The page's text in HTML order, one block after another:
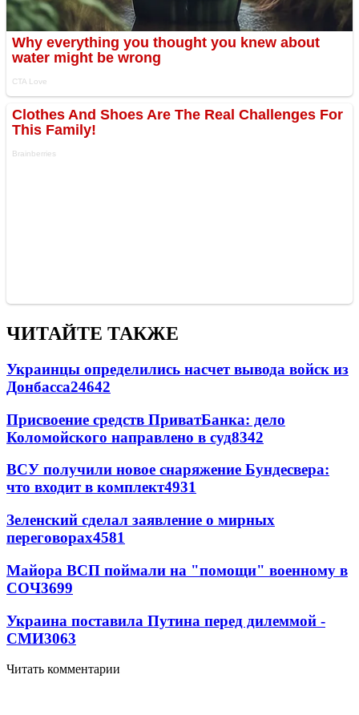
ЧИТАЙТЕ ТАКЖЕ
Украинцы определились насчет вывода войск из
Донбасса24642
Присвоение средств ПриватБанка: дело
Коломойского направлено в суд8342
ВСУ получили новое снаряжение Бундесвера:
что входит в комплект4931
Зеленский сделал заявление о мирных
переговорах4581
Майора ВСП поймали на "помощи" военному в
СОЧ3699
Украина поставила Путина перед дилеммой -
СМИ3063
Читать комментарии